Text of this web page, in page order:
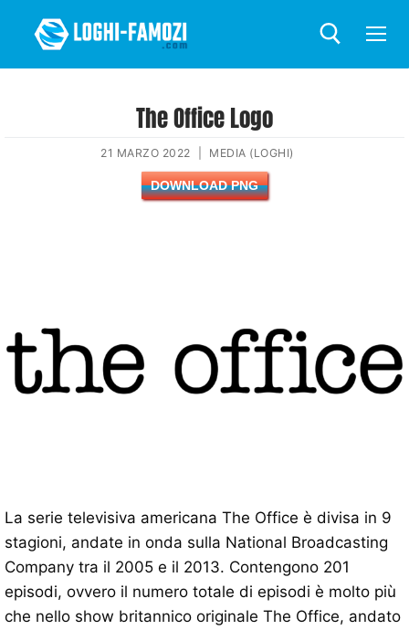
The Office Logo
21 MARZO 2022 MEDIA (LOGHI)
DOWNLOAD PNG
La serie televisiva americana The Office è divisa in 9
stagioni, andate in onda sulla National Broadcasting
Company tra il 2005 e il 2013. Contengono 201
episodi, ovvero il numero totale di episodi è molto più
che nello show britannico originale The Office, andato